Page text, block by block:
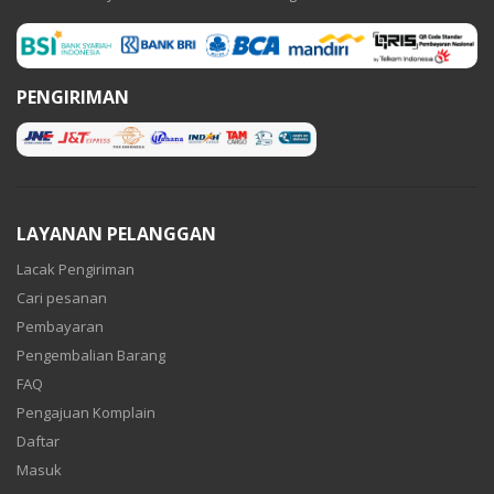
PENGIRIMAN
LAYANAN PELANGGAN
Lacak Pengiriman
Cari pesanan
Pembayaran
Pengembalian Barang
FAQ
Pengajuan Komplain
Daftar
Masuk